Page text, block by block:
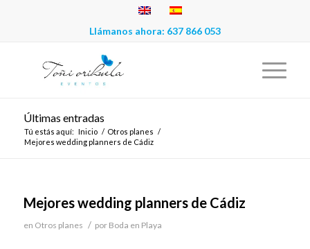
Llámanos ahora: 637 866 053
Últimas entradas
Tú estás aquí: Inicio / Otros planes /
Mejores wedding planners de Cádiz
Mejores wedding planners de Cádiz
en Otros planes / por Boda en Playa